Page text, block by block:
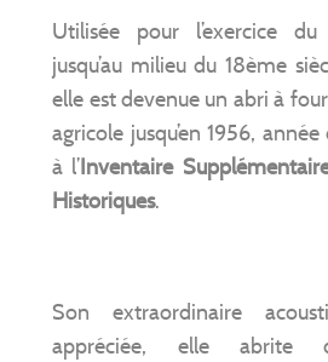
Utilisée pour l’exercice
jusqu’au milieu du 18ème
elle est devenue un abri à
agricole jusqu’en 1956,
à l’Inventaire
Historiques.
Son extraordinaire
appréciée, elle abrite